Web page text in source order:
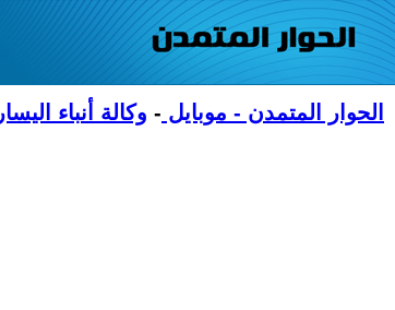
الحوار المتمدن - موبايل - وكالة أنباء اليسار